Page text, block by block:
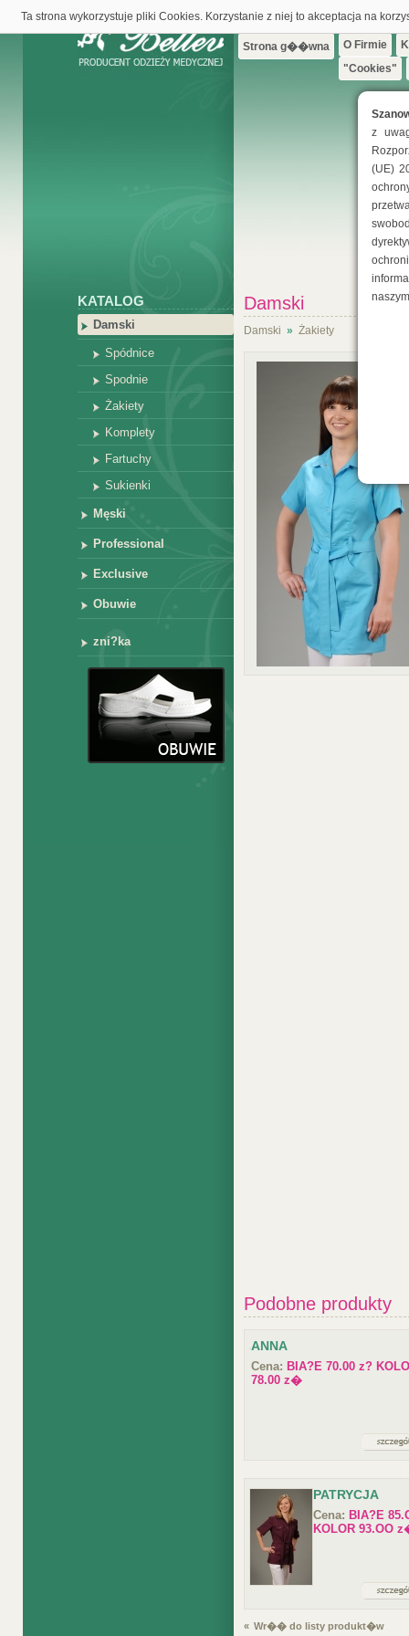
Strona g��wna O Firmie
"Cookies"
KATALOG
Damski
Spódnice
Spodnie
Żakiety
Komplety
Fartuchy
Sukienki
Męski
Professional
Exclusive
Obuwie
zni?ka
Damski
Damski » Żakiety
Podobne produkty
ANNA
Cena: BIA?E 70.00 z?
78.00 z�
PATRYCJA
Cena: BIA?E
KOLOR 93.OO
« Wr�� do listy produkt�w
Ta strona wykorzystuje pliki Cookies. Korzystanie z niej to akceptacja na
z
(UE)